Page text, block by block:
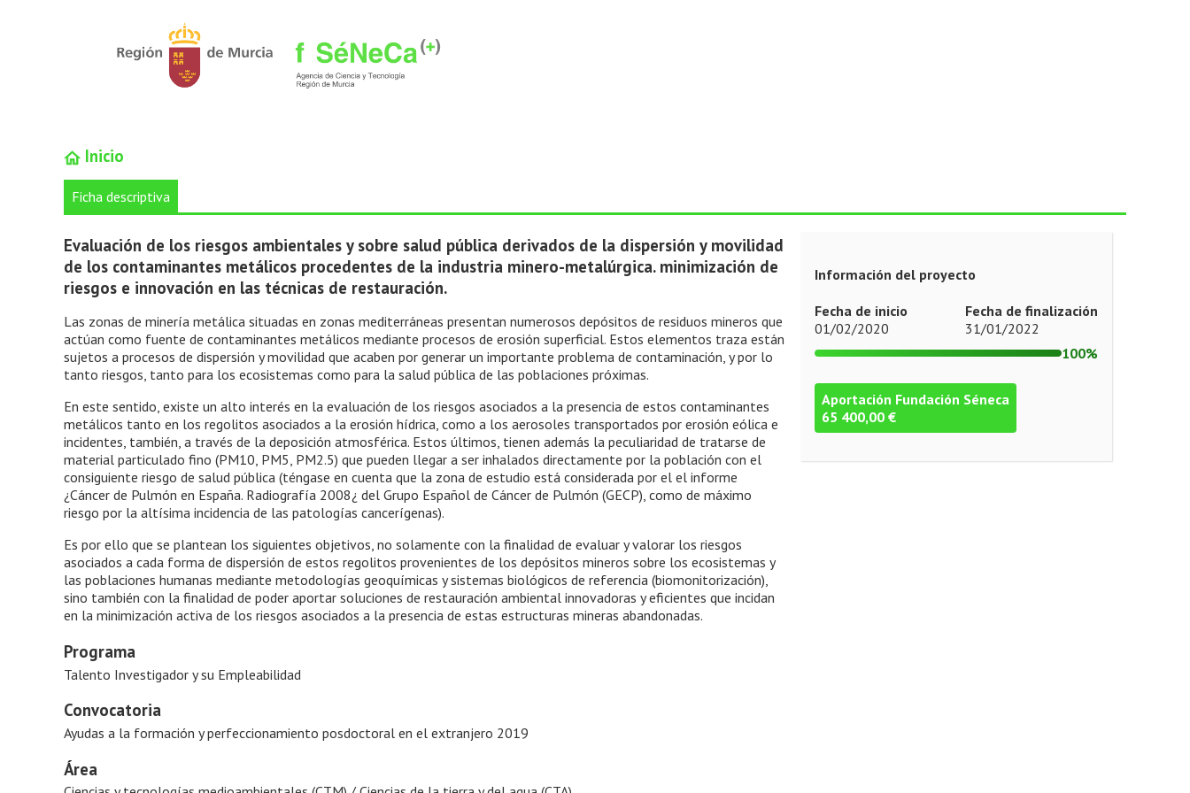
Inicio
Ficha descriptiva
Evaluación de los riesgos ambientales y sobre salud pública derivados de la dispersión y movilidad
de los contaminantes metálicos procedentes de la industria minero-metalúrgica. minimización de
riesgos e innovación en las técnicas de restauración.
Las zonas de minería metálica situadas en zonas mediterráneas presentan numerosos depósitos de residuos mineros que
actúan como fuente de contaminantes metálicos mediante procesos de erosión superficial. Estos elementos traza están
sujetos a procesos de dispersión y movilidad que acaben por generar un importante problema de contaminación, y por lo
tanto riesgos, tanto para los ecosistemas como para la salud pública de las poblaciones próximas.
En este sentido, existe un alto interés en la evaluación de los riesgos asociados a la presencia de estos contaminantes
metálicos tanto en los regolitos asociados a la erosión hídrica, como a los aerosoles transportados por erosión eólica e
incidentes, también, a través de la deposición atmosférica. Estos últimos, tienen además la peculiaridad de tratarse de
material particulado fino (PM10, PM5, PM2.5) que pueden llegar a ser inhalados directamente por la población con el
consiguiente riesgo de salud pública (téngase en cuenta que la zona de estudio está considerada por el el informe
¿Cáncer de Pulmón en España. Radiografía 2008¿ del Grupo Español de Cáncer de Pulmón (GECP), como de máximo
riesgo por la altísima incidencia de las patologías cancerígenas).
Es por ello que se plantean los siguientes objetivos, no solamente con la finalidad de evaluar y valorar los riesgos
asociados a cada forma de dispersión de estos regolitos provenientes de los depósitos mineros sobre los ecosistemas y
las poblaciones humanas mediante metodologías geoquímicas y sistemas biológicos de referencia (biomonitorización),
sino también con la finalidad de poder aportar soluciones de restauración ambiental innovadoras y eficientes que incidan
en la minimización activa de los riesgos asociados a la presencia de estas estructuras mineras abandonadas.
Programa
Talento Investigador y su Empleabilidad
Convocatoria
Ayudas a la formación y perfeccionamiento posdoctoral en el extranjero 2019
Área
Información del proyecto
Fecha de inicio
01/02/2020
Fecha de finalización
31/01/2022
100%
Aportación Fundación Séneca
65 400,00 €